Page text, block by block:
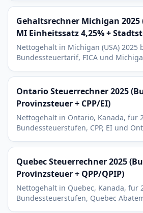
Steuerabbau bis 2027.
Gehaltsrechner Michigan 2025
MI Einheitssatz 4,25% +
Nettogehalt in Michigan (USA) 2025
Bundessteuertarif, FICA und
Stadtsteuer.
Ontario Steuerrechner 2025
Provinzsteuer + CPP/EI)
Nettogehalt in Ontario, Kanada, fur
Bundessteuerstufen, CPP, EI und
Quebec Steuerrechner 2025
Provinzsteuer + QPP/QPIP)
Nettogehalt in Quebec, Kanada, fur
Bundessteuerstufen, Quebec